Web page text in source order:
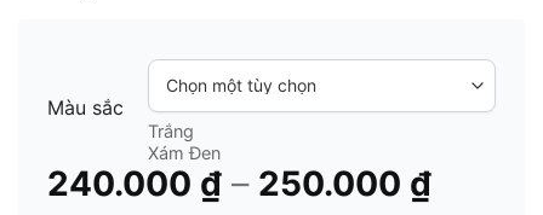
Màu sắc
Trắng
Xám Đen
240.000 ₫ – 250.000 ₫